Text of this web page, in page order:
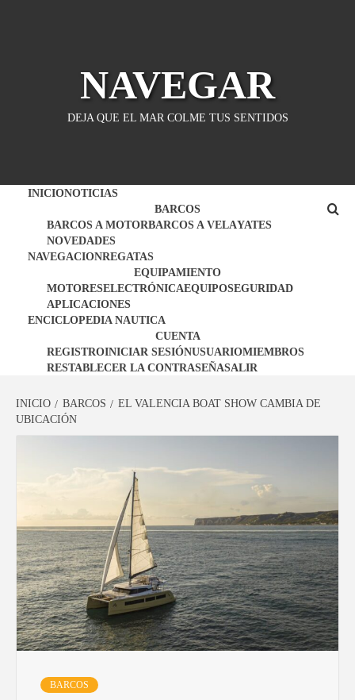
NAVEGAR
DEJA QUE EL MAR COLME TUS SENTIDOS
INICIONOTICIAS
BARCOS
BARCOS A MOTORBARCOS A VELAYATES
NOVEDADES
NAVEGACIONREGATAS
EQUIPAMIENTO
MOTORESELECTRÓNICAEQUIPOSEGURIDAD
APLICACIONES
ENCICLOPEDIA NAUTICA
CUENTA
REGISTROINICIAR SESIÓNUSUARIOMIEMBROS
RESTABLECER LA CONTRASEÑASALIR
INICIO BARCOS
EL VALENCIA BOAT SHOW CAMBIA DE
UBICACIÓN
BARCOS